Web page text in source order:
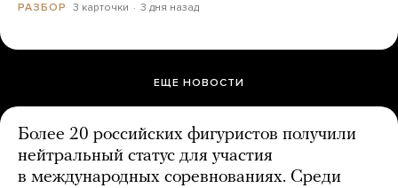
РАЗБОР 3 карточки 3 дня назад
ЕЩЕ НОВОСТИ
Более 20 российских фигуристов получили
нейтральный статус для участия
в международных соревнованиях. Среди